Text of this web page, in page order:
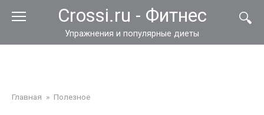
Crossi.ru - Фитнес
Упражнения и популярные диеты
Главная » Полезное